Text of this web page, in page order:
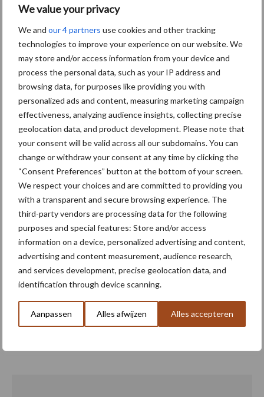
We value your privacy
We and our 4 partners use cookies and other tracking
technologies to improve your experience on our website. We
may store and/or access information from your device and
process the personal data, such as your IP address and
browsing data, for purposes like providing you with
personalized ads and content, measuring marketing campaign
effectiveness, analyzing audience insights, collecting precise
geolocation data, and product development. Please note that
your consent will be valid across all our subdomains. You can
change or withdraw your consent at any time by clicking the
“Consent Preferences” button at the bottom of your screen.
We respect your choices and are committed to providing you
with a transparent and secure browsing experience. The
third-party vendors are processing data for the following
purposes and special features: Store and/or access
information on a device, personalized advertising and content,
advertising and content measurement, audience research,
and services development, precise geolocation data, and
identification through device scanning.
Aanpassen Alles afwijzen Alles accepteren
02 jul
Stormschade aan mais kan
meevallen, afwachten hoe
uitdagend de oogst wordt
02 jul
Wintergerst vaste schakel
in bouwplan bij Tijsseling
01 jul
NEPG-areaal
consumptieaardappelen
daalt met 11 procent
Aardappel blijft troef, maar
vraagt blijvende promotie
en kennisdeling
Toon meer